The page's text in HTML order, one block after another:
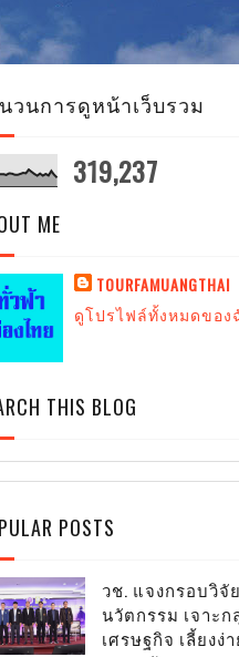
วนการดูหน้าเว็บรวม
319,237
ME
TOURFAMUANGTHAI
ดูโปรไฟล์ทั้งหมดของ
THIS BLOG
POSTS
วช. แจงกรอบวิจั
นวัตกรรม เจาะ
เศรษฐกิจ เลี้ยงง่